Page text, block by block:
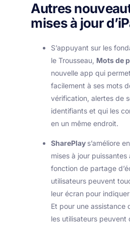
Autres
mises à jour
S’appuyant sur les
le Trousseau, Mots de
nouvelle app qui
facilement à ses mots
vérification, alertes de
identifiants et qui les
en un même endroit.
SharePlay s’améliore
mises à jour
fonction de partage
utilisateurs peuvent
leur écran pour
Et pour une assistance
les utilisateurs peuvent